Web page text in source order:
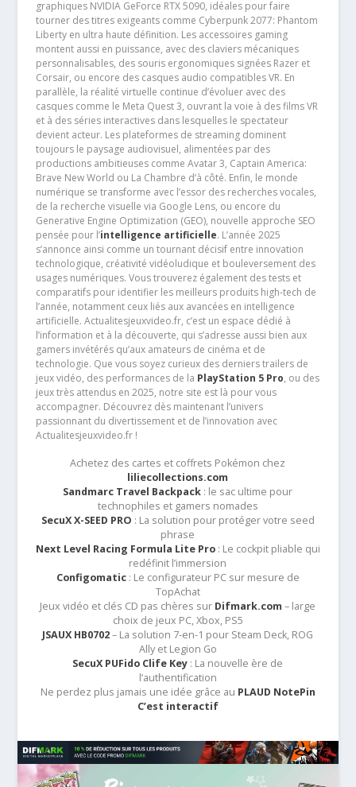
graphiques NVIDIA GeForce RTX 5090, idéales pour faire
tourner des titres exigeants comme Cyberpunk 2077: Phantom
Liberty en ultra haute définition. Les accessoires gaming
montent aussi en puissance, avec des claviers mécaniques
personnalisables, des souris ergonomiques signées Razer et
Corsair, ou encore des casques audio compatibles VR. En
parallèle, la réalité virtuelle continue d’évoluer avec des
casques comme le Meta Quest 3, ouvrant la voie à des films VR
et à des séries interactives dans lesquelles le spectateur
devient acteur. Les plateformes de streaming dominent
toujours le paysage audiovisuel, alimentées par des
productions ambitieuses comme Avatar 3, Captain America:
Brave New World ou La Chambre d’à côté. Enfin, le monde
numérique se transforme avec l’essor des recherches vocales,
de la recherche visuelle via Google Lens, ou encore du
Generative Engine Optimization (GEO), nouvelle approche SEO
pensée pour l’intelligence artificielle. L’année 2025
s’annonce ainsi comme un tournant décisif entre innovation
technologique, créativité vidéoludique et bouleversement des
usages numériques. Vous trouverez également des tests et
comparatifs pour identifier les meilleurs produits high-tech de
l’année, notamment ceux liés aux avancées en intelligence
artificielle. Actualitesjeuxvideo.fr, c’est un espace dédié à
l’information et à la découverte, qui s’adresse aussi bien aux
gamers invétérés qu’aux amateurs de cinéma et de
technologie. Que vous soyez curieux des derniers trailers de
jeux vidéo, des performances de la PlayStation 5 Pro, ou des
jeux très attendus en 2025, notre site est là pour vous
accompagner. Découvrez dès maintenant l’univers
passionnant du divertissement et de l’innovation avec
Actualitesjeuxvideo.fr !
Achetez des cartes et coffrets Pokémon chez
liliecollections.com
Sandmarc Travel Backpack : le sac ultime pour
technophiles et gamers nomades
SecuX X-SEED PRO : La solution pour protéger votre seed
phrase
Next Level Racing Formula Lite Pro: Le cockpit pliable qui
redéfinit l’immersion
Configomatic: Le configurateur PC sur mesure de
TopAchat
Jeux vidéo et clés CD pas chères sur Difmark.com – large
choix de jeux PC, Xbox, PS5
JSAUX HB0702– La solution 7-en-1 pour Steam Deck, ROG
Ally et Legion Go
SecuX PUFido Clife Key : La nouvelle ère de
l’authentification
Ne perdez plus jamais une idée grâce au PLAUD NotePin
C’est interactif